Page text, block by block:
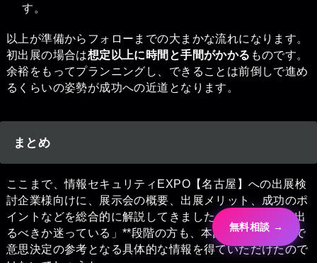
す。
以上が準備からフォローまでの大まかな流れになります。
初出展の場合は想定以上に時間と手間がかかる ものです。
余裕をもってプランニングし、できることは前倒しで進め
るくらいの姿勢が成功への近道となります。
まとめ
ここまで、情報セキュリティEXPO【名古屋】への出展検
討企業様向けに、展示会の概要、出展メリット、成功のポ
イントなどを総合的に解説してきました。**「展示会に出
るべきか迷っている」**段階の方も、本記事を読むことで
意思決定の参考となる具体的な情報を得ていただけたので
無料相談 →